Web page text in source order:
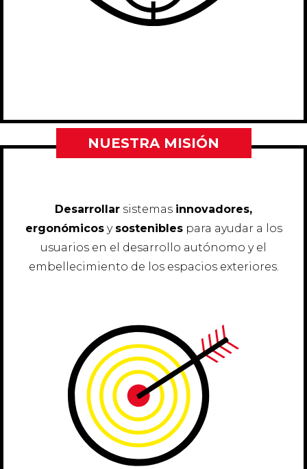
NUESTRA MISIÓN
Desarrollar sistemas innovadores,
ergonómicosy sosteniblespara ayudar a los
usuarios en el desarrollo autónomo y el
embellecimiento de los espacios exteriores.